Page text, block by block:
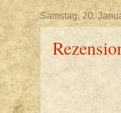
Samstag, 20.